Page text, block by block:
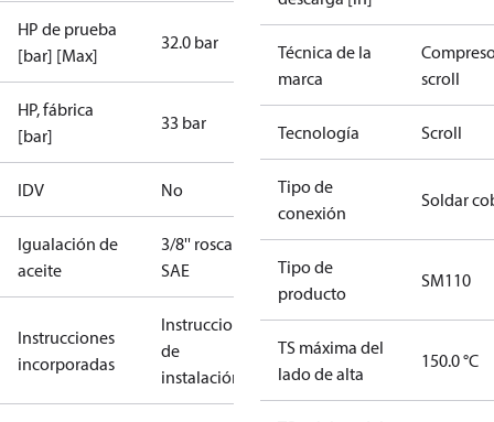
HP de prueba
[bar] [Max]
32.0 bar
HP, fábrica
[bar]
33 bar
IDV No
Igualación de
aceite
3/8'' roscar
SAE
Instrucciones
incorporadas
Instrucciones
de
instalación
Técnica de la
marca
scroll
Tecnología Scroll
Tipo de
conexión
Soldar
Tipo de
producto
SM110
TS máxima del
lado de alta
150.0 °C